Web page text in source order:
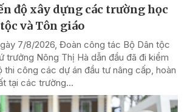
độ xây dựng các trường học
và Tôn giáo
7/8/2026, Đoàn công tác Bộ Dân tộc
trưởng Nông Thị Hà dẫn đầu đã đi kiểm
thi công các dự án đầu tư nâng cấp, hoàn
tại các trường...